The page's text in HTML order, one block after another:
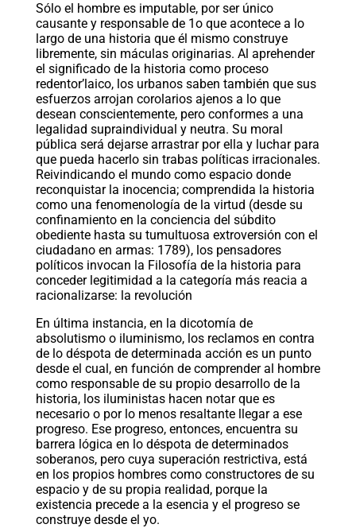
Sólo el hombre es imputable, por ser único
causante y responsable de 1o que acontece a lo
largo de una historia que él mismo construye
libremente, sin máculas originarias. Al aprehender
el significado de la historia como proceso
redentor’laico, los urbanos saben también que sus
esfuerzos arrojan corolarios ajenos a lo que
desean conscientemente, pero conformes a una
legalidad supraindividual y neutra. Su moral
pública será dejarse arrastrar por ella y luchar para
que pueda hacerlo sin trabas políticas irracionales.
Reivindicando el mundo como espacio donde
reconquistar la inocencia; comprendida la historia
como una fenomenología de la virtud (desde su
confinamiento en la conciencia del súbdito
obediente hasta su tumultuosa extroversión con el
ciudadano en armas: 1789), los pensadores
políticos invocan la Filosofía de la historia para
conceder legitimidad a la categoría más reacia a
racionalizarse: la revolución
En última instancia, en la dicotomía de
absolutismo o iluminismo, los reclamos en contra
de lo déspota de determinada acción es un punto
desde el cual, en función de comprender al hombre
como responsable de su propio desarrollo de la
historia, los iluministas hacen notar que es
necesario o por lo menos resaltante llegar a ese
progreso. Ese progreso, entonces, encuentra su
barrera lógica en lo déspota de determinados
soberanos, pero cuya superación restrictiva, está
en los propios hombres como constructores de su
espacio y de su propia realidad, porque la
existencia precede a la esencia y el progreso se
construye desde el yo.